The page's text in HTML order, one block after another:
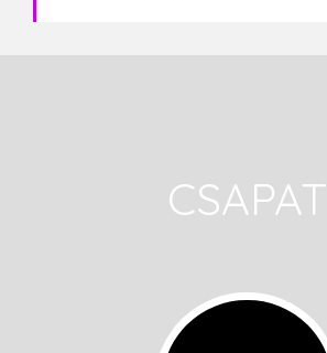
CSAPAT